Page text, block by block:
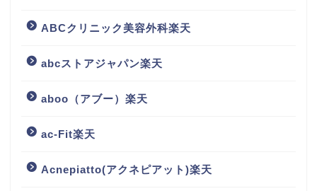
ABCクリニック美容外科楽天
abcストアジャパン楽天
aboo（アブー）楽天
ac-Fit楽天
Acnepiatto(アクネピアット)楽天